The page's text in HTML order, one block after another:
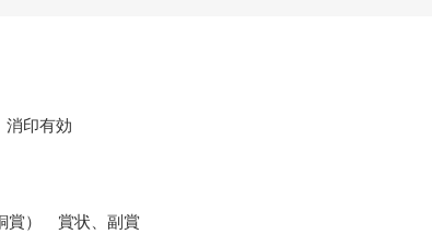
消印有効
賞） 賞状、副賞